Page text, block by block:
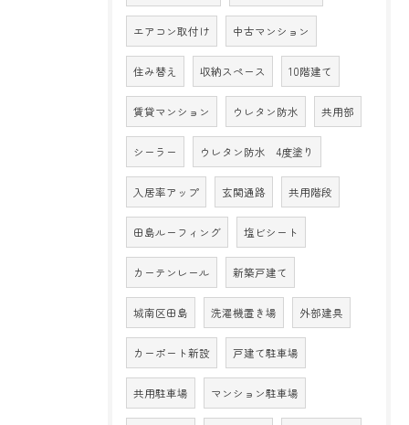
エアコン取付け 中古マンション
住み替え 収納スペース 10階建て
賃貸マンション ウレタン防水 共用部
シーラー ウレタン防水 4度塗り
入居率アップ 玄関通路 共用階段
田島ルーフィング 塩ビシート
カーテンレール 新築戸建て
城南区田島 洗濯機置き場 外部建具
カーポート新設 戸建て駐車場
共用駐車場 マンション駐車場